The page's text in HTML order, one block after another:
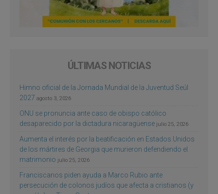
ÚLTIMAS NOTICIAS
Himno oficial de la Jornada Mundial de la Juventud Seúl
2027 agosto 3, 2026
ONU se pronuncia ante caso de obispo católico
desaparecido por la dictadura nicaragüense julio 25, 2026
Aumenta el interés por la beatificación en Estados Unidos
de los mártires de Georgia que murieron defendiendo el
matrimonio julio 25, 2026
Franciscanos piden ayuda a Marco Rubio ante
persecución de colonos judíos que afecta a cristianos (y